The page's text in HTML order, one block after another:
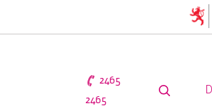
2465
2465